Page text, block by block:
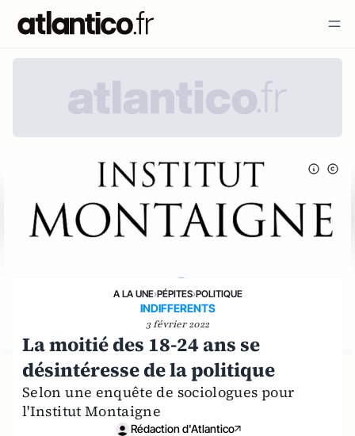
A LA UNE›PÉPITES›POLITIQUE
INDIFFERENTS
3 février 2022
La moitié des 18-24 ans se
désintéresse de la politique
Selon une enquête de sociologues pour
l'Institut Montaigne
Rédaction d'Atlantico